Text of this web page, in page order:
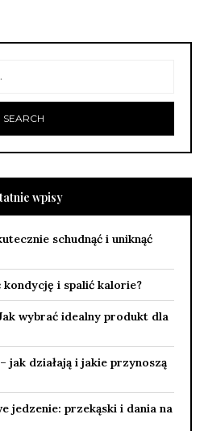
wpisy
schudnąć i uniknąć
i spalić kalorie?
wybrać idealny produkt dla
jak działają i jakie przynoszą
jedzenie: przekąski i dania na